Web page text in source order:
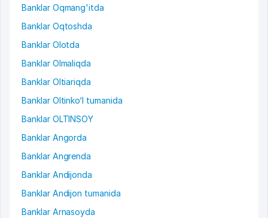
Banklar Oqmang'itda
Banklar Oqtoshda
Banklar Olotda
Banklar Olmaliqda
Banklar Oltiariqda
Banklar Oltinko‘l tumanida
Banklar OLTINSOY
Banklar Angorda
Banklar Angrenda
Banklar Andijonda
Banklar Andijon tumanida
Banklar Arnasoyda